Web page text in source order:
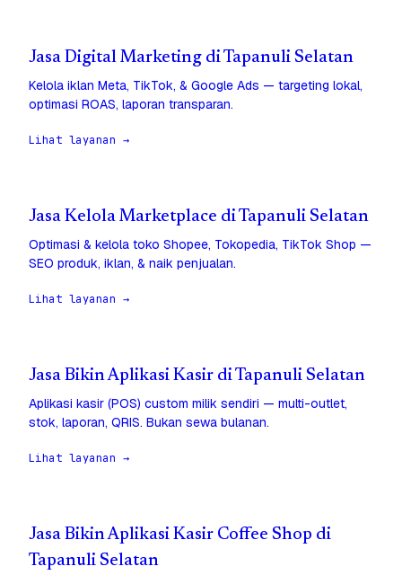
Jasa Digital Marketing di Tapanuli Selatan
Kelola iklan Meta, TikTok, & Google Ads — targeting lokal,
optimasi ROAS, laporan transparan.
Lihat layanan →
Jasa Kelola Marketplace di Tapanuli Selatan
Optimasi & kelola toko Shopee, Tokopedia, TikTok Shop —
SEO produk, iklan, & naik penjualan.
Lihat layanan →
Jasa Bikin Aplikasi Kasir di Tapanuli Selatan
Aplikasi kasir (POS) custom milik sendiri — multi-outlet,
stok, laporan, QRIS. Bukan sewa bulanan.
Lihat layanan →
Jasa Bikin Aplikasi Kasir Coffee Shop di
Tapanuli Selatan